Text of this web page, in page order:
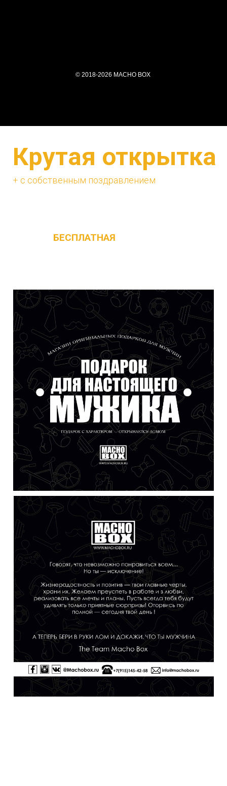
© 2018-2026 MACHO BOX
БЕСПЛАТНАЯ
+ с собственным поздравлением
Крутая открытка